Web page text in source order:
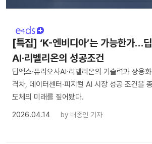
[특집] ‘K-엔비디아’는 가능한가…
AI·리벨리온의 성공조건
딥엑스·퓨리오사AI·리벨리온의 기술력과 상용
격차, 데이터센터·피지컬 AI 시장 성공 조건을
도체의 미래를 짚어봤다.
2026.04.14
by 배종인 기자